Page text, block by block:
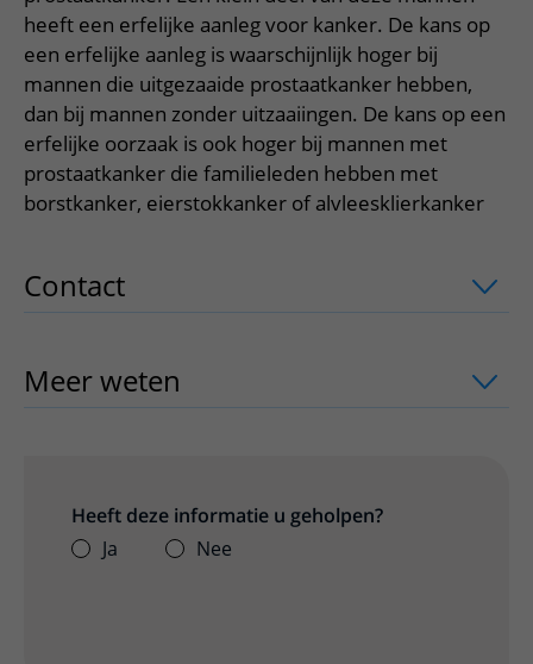
Onderzoeken en diagnostiek
Het Wilhelmina Kinderziekenhuis
Bloedprikken
Wachttijden
Bezoektijden
Wijzigen patiëntgegevens
Mijn UMC Utrecht patiëntportaal
Faciliteiten en voorzieningen
Bezoekregels
Kwaliteit en veiligheid
Route naar het ziekenhuis
Parkeren
Wegwijs in het ziekenhuis
Contact met polikliniek
Contact met verpleegafdeling
Teleconsult aanvragen
Diagnostiek aanvragen
Zorgverlenersportaal
Over UMC Utrecht
Research
Onderwijs
Werken bij het UMC Utrecht
heeft een erfelijke aanleg voor kanker. De kans op
een erfelijke aanleg is waarschijnlijk hoger bij
mannen die uitgezaaide prostaatkanker hebben,
dan bij mannen zonder uitzaaiingen. De kans op een
erfelijke oorzaak is ook hoger bij mannen met
prostaatkanker die familieleden hebben met
borstkanker, eierstokkanker of alvleesklierkanker
Contact uitklapper, klik om te openen
Meer weten uitklapper, klik om te
Heeft deze informatie u geholpen?
Ja
Nee